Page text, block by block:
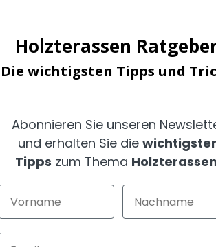
Zertifizierter und geprüfter Shop
Geld-Zurück-Garantie
Günstige Versandkosten/ Frachtkostenfreigrenzen
Holzterassen
Die wichtigsten Tipps und
Abonnieren Sie unseren
und erhalten Sie die
Tipps zum Thema Holzterassen